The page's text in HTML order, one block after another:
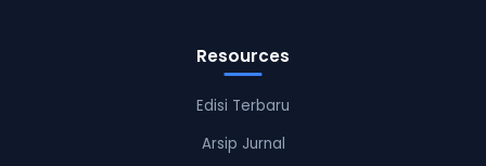
Resources
Edisi Terbaru
Arsip Jurnal